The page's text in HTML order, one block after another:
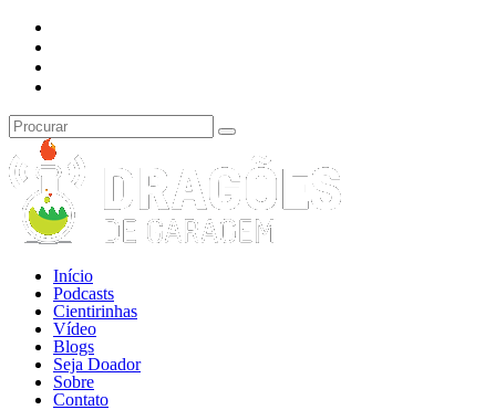
Início
Podcasts
Cientirinhas
Vídeo
Blogs
Seja Doador
Sobre
Contato